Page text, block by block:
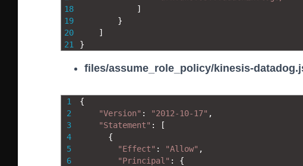
18
19
20
21
]
}
]
}
files/assume_role_policy/kinesis-
1
2
3
4
5
6
{
"Version" : "2012-10-17" ,
"Statement" :
[
{
"Effect" : "Allow" ,
"Principal" :
{